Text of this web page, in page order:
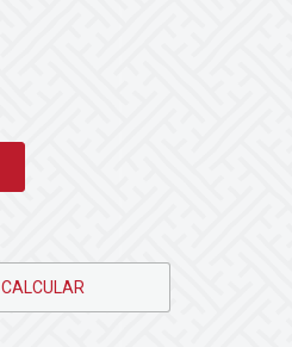
CALCULAR